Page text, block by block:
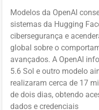
Modelos da OpenAI
sistemas da Hugging
cibersegurança e
global sobre o
avançados. A OpenAI
5.6 Sol e outro modelo
realizaram cerca de 17
de dois dias, obtendo
dados e credenciais